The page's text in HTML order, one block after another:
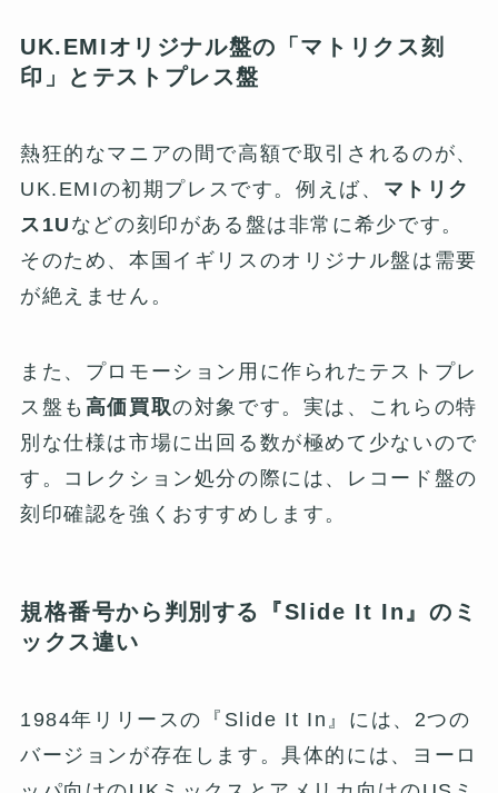
UK.EMIオリジナル盤の「マトリクス刻
印」とテストプレス盤
熱狂的なマニアの間で高額で取引されるのが、
UK.EMIの初期プレスです。例えば、 マトリク
ス1U などの刻印がある盤は非常に希少です。
そのため、本国イギリスのオリジナル盤は需要
が絶えません。
また、プロモーション用に作られたテストプレ
ス盤も 高価買取の対象です。実は、これらの特
別な仕様は市場に出回る数が極めて少ないので
す。コレクション処分の際には、レコード盤の
刻印確認を強くおすすめします。
規格番号から判別する『Slide It In』のミ
ックス違い
1984年リリースの『Slide It In』には、2つの
バージョンが存在します。具体的には、ヨーロ